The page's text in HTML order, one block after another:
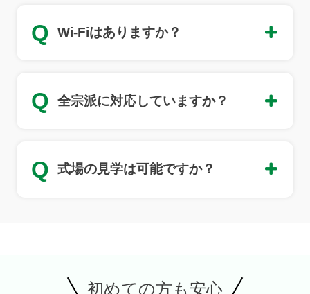
Q Wi-Fiはありますか？
Q 全宗派に対応していますか？
Q 式場の見学は可能ですか？
初めての方も安心